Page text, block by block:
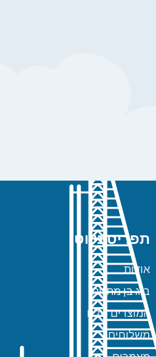
תפריט ניווט
אודות
ביג בן מתנות
המוצרים שלנו
משלוחים